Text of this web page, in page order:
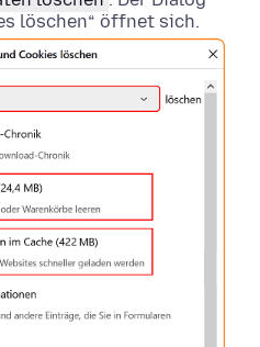
löschen“ öffnet sich.